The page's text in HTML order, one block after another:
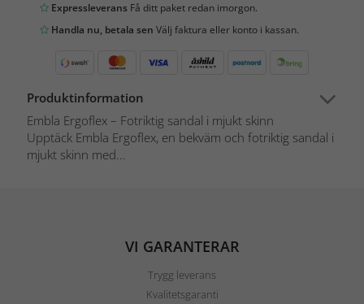
Expressleverans Få ditt paket redan imorgon.
Handla nu, betala sen Välj faktura eller konto i kassan.
Produktinformation
Embla Ergoflex – Fotriktig sandal i mjukt skinn
Upptäck Embla Ergoflex, en bekväm och fotriktig sandal i
mjukt skinn med...
VI GARANTERAR
Trygg leverans
Kvalitetsgaranti